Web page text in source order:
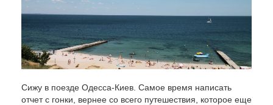
Сижу в поезде Одесса-Киев. Самое время написать
отчет с гонки, вернее со всего путешествия, которое еще